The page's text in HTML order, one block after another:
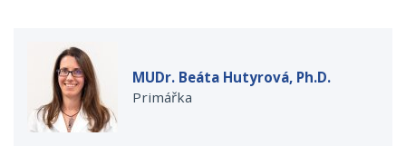
MUDr. Beáta Hutyrová, Ph.D.
Primářka